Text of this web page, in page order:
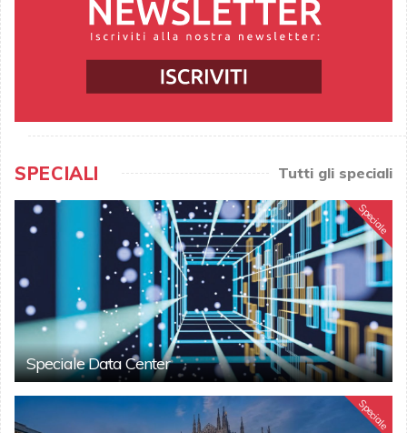
SPECIALI Tutti gli speciali
Speciale
Speciale Data Center
Speciale